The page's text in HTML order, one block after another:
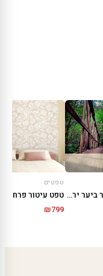
מדבקת טפט | גשר ביער ירוק
טפטים
טפט עיטור פרחים
₪799